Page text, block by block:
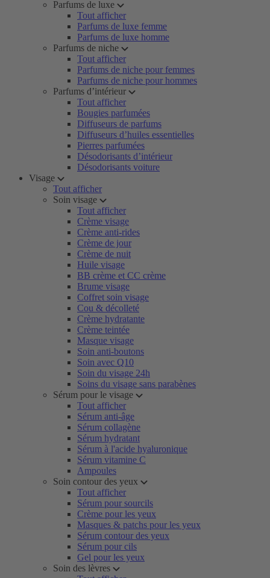
Parfums de luxe
Tout afficher
Parfums de luxe femme
Parfums de luxe homme
Parfums de niche
Tout afficher
Parfums de niche pour femmes
Parfums de niche pour hommes
Parfums d’intérieur
Tout afficher
Bougies parfumées
Diffuseurs de parfums
Diffuseurs d’huiles essentielles
Pierres parfumées
Désodorisants d’intérieur
Désodorisants voiture
Visage
Tout afficher
Soin visage
Tout afficher
Crème visage
Crème anti-rides
Crème de jour
Crème de nuit
Huile visage
BB crème et CC crème
Brume visage
Coffret soin visage
Cou & décolleté
Crème hydratante
Crème teintée
Masque visage
Soin anti-boutons
Soin avec Q10
Soin du visage 24h
Soins du visage sans parabènes
Sérum pour le visage
Tout afficher
Sérum anti-âge
Sérum collagène
Sérum hydratant
Sérum à l'acide hyaluronique
Sérum vitamine C
Ampoules
Soin contour des yeux
Tout afficher
Sérum pour sourcils
Crème pour les yeux
Masques & patchs pour les yeux
Sérum contour des yeux
Sérum pour cils
Gel pour les yeux
Soin des lèvres